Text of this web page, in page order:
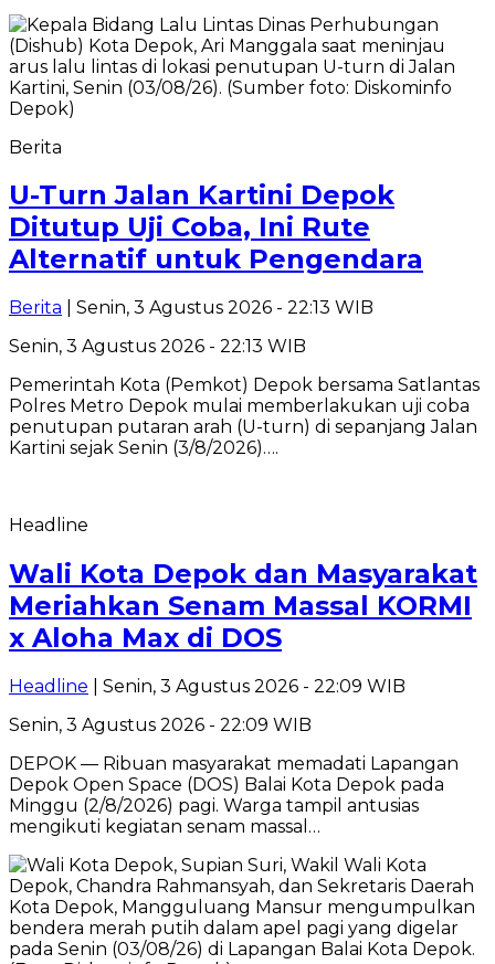
Berita
U-Turn Jalan Kartini Depok
Ditutup Uji Coba, Ini Rute
Alternatif untuk Pengendara
Berita | Senin, 3 Agustus 2026 - 22:13 WIB
Senin, 3 Agustus 2026 - 22:13 WIB
Pemerintah Kota (Pemkot) Depok bersama Satlantas
Polres Metro Depok mulai memberlakukan uji coba
penutupan putaran arah (U-turn) di sepanjang Jalan
Kartini sejak Senin (3/8/2026)….
Headline
Wali Kota Depok dan Masyarakat
Meriahkan Senam Massal KORMI
x Aloha Max di DOS
Headline | Senin, 3 Agustus 2026 - 22:09 WIB
Senin, 3 Agustus 2026 - 22:09 WIB
DEPOK — Ribuan masyarakat memadati Lapangan
Depok Open Space (DOS) Balai Kota Depok pada
Minggu (2/8/2026) pagi. Warga tampil antusias
mengikuti kegiatan senam massal…